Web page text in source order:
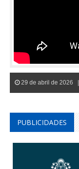
29 de abril de 2026 |
PUBLICIDADES